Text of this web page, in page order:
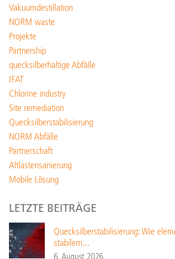
Vakuumdestillation
NORM waste
Projekte
Partnership
quecksilberhaltige Abfälle
IFAT
Chlorine industry
Site remediation
Quecksilberstabilisierung
NORM Abfälle
Partnerschaft
Altlastensanierung
Mobile Lösung
LETZTE BEITRÄGE
Quecksilberstabilisierung: Wie
stabilem...
6. August 2026